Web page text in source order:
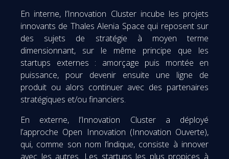
En interne, l’Innovation Cluster incube les projets
innovants de Thales Alenia Space qui reposent sur
des sujets de stratégie à moyen terme
dimensionnant, sur le même principe que les
startups externes : amorçage puis montée en
puissance, pour devenir ensuite une ligne de
produit ou alors continuer avec des partenaires
stratégiques et/ou financiers.
En externe, l’Innovation Cluster a déployé
l’approche Open Innovation (Innovation Ouverte),
qui, comme son nom l’indique, consiste à innover
avec les autres. Les startups les plus propices à